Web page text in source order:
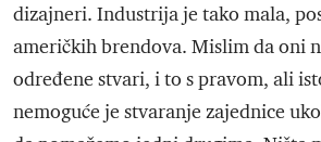
dizajneri. Industrija je tako mala,
američkih brendova. Mislim da oni
određene stvari, i to s pravom, ali
nemoguće je stvaranje zajednice